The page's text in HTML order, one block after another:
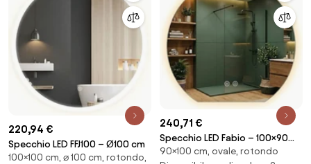
220,94 €
Specchio LED FFJ100 – Ø100 cm
100×100 cm, ⌀ 100 cm, rotondo,
240,71 €
Specchio LED Fabio – 100×90
cm
90×100 cm, ovale, rotondo